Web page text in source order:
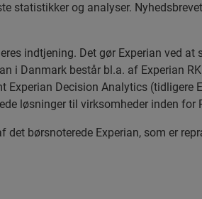
statistikker og analyser.
indtjening. Det gør Experian ved
i Danmark består bl.a. af Experian
Experian Decision Analytics
løsninger til virksomheder inden for
det børsnoterede Experian, som er